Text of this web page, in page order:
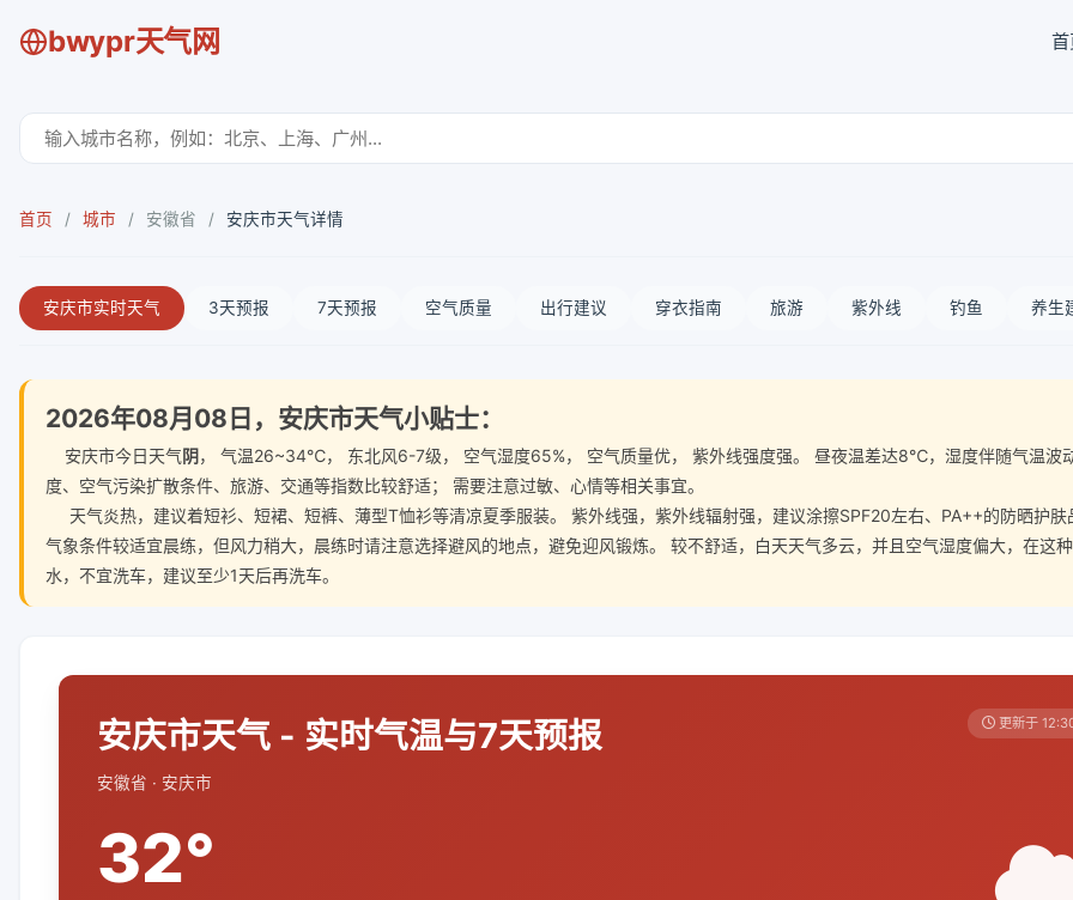
bwypr天气网
首页 / 城市 / 安徽省 / 安庆市天气详情
安庆市实时天气 3天预报 7天预报 空气质量 出行建议 穿衣指南 旅游 紫外线 钓鱼 养生
2026年08月08日，安庆市天气小贴士：
安庆市今日天气阴， 气温26~34℃， 东北风6-7级， 空气湿度65%， 空气质量优， 紫外线强度强。 昼夜温差达8℃，湿度伴随气温波
度、空气污染扩散条件、旅游、交通等指数比较舒适； 需要注意过敏、心情等相关事宜。
天气炎热，建议着短衫、短裙、短裤、薄型T恤衫等清凉夏季服装。 紫外线强，紫外线辐射强，建议涂擦SPF20左右、PA++的防晒护
气象条件较适宜晨练，但风力稍大，晨练时请注意选择避风的地点，避免迎风锻炼。 较不舒适，白天天气多云，并且空气湿度偏大，在这
水，不宜洗车，建议至少1天后再洗车。
安庆市天气 - 实时气温与7天预报
安徽省 · 安庆市
更新于
32°